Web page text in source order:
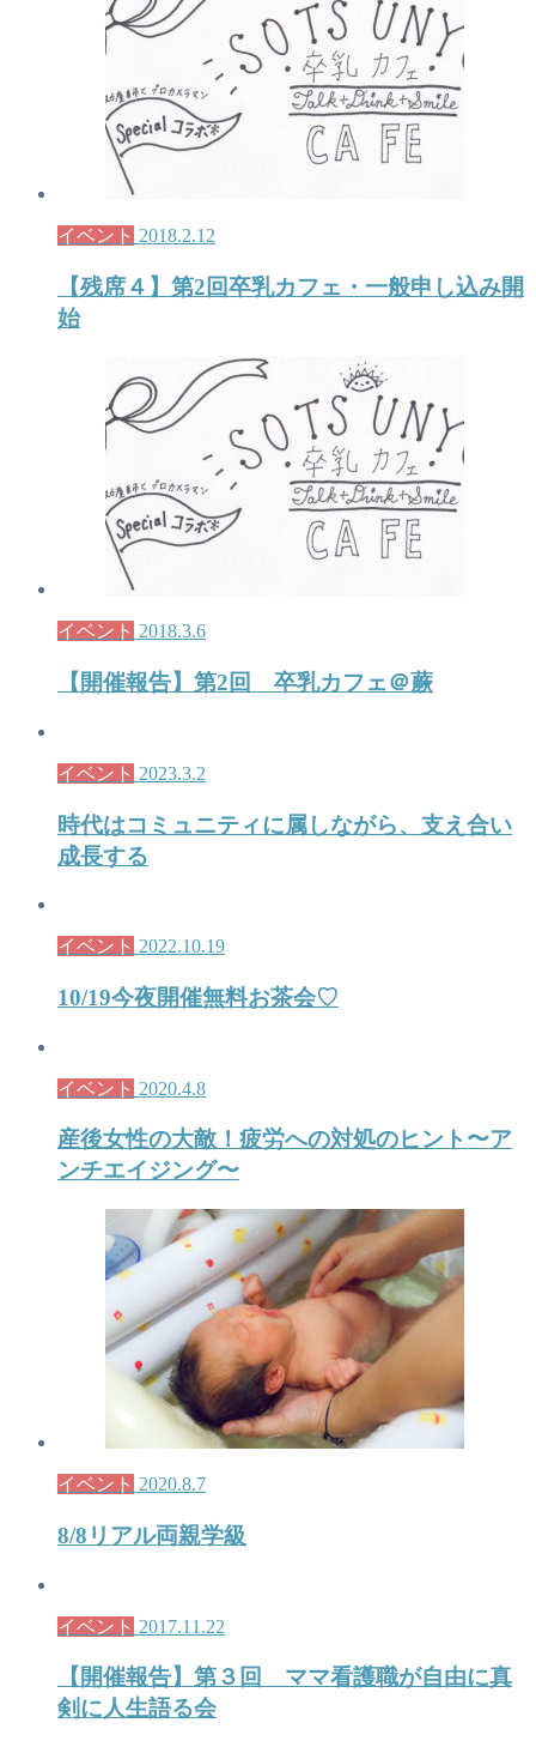
イベント 2018.2.12
【残席４】第2回卒乳カフェ・一般申し込み開
始
イベント 2018.3.6
【開催報告】第2回 卒乳カフェ＠蕨
イベント 2023.3.2
時代はコミュニティに属しながら、支え合い
成長する
イベント 2022.10.19
10/19今夜開催無料お茶会♡
イベント 2020.4.8
産後女性の大敵！疲労への対処のヒント〜ア
ンチエイジング〜
イベント 2020.8.7
8/8リアル両親学級
イベント 2017.11.22
【開催報告】第３回 ママ看護職が自由に真
剣に人生語る会